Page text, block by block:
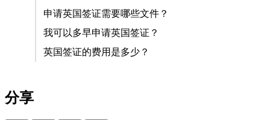
申请英国签证需要哪些文件？
我可以多早申请英国签证？
英国签证的费用是多少？
分享